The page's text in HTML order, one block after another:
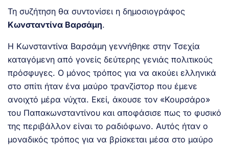
Τη συζήτηση θα συντονίσει η δημοσιογράφος
Κωνσταντίνα Βαρσάμη.
Η Κωνσταντίνα Βαρσάμη γεννήθηκε στην Τσεχία
καταγόμενη από γονείς δεύτερης γενιάς πολιτικούς
πρόσφυγες. Ο μόνος τρόπος για να ακούει ελληνικά
στο σπίτι ήταν ένα μαύρο τρανζίστορ που έμενε
ανοιχτό μέρα νύχτα. Εκεί, άκουσε τον «Κουρσάρο»
του Παπακωνσταντίνου και αποφάσισε πως το φυσικό
της περιβάλλον είναι το ραδιόφωνο. Αυτός ήταν ο
μοναδικός τρόπος για να βρίσκεται μέσα στο μαύρο